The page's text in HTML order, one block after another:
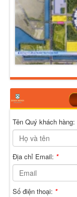
Tên Quý khách hàng:
Địa chỉ Email: *
Số điện thoại: *